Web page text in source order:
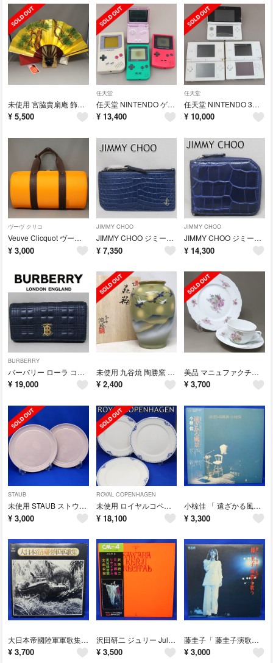
未使用 宮脇賣扇庵 飾扇 金 銀 両面松 飾扇子 9.5寸 扇子
¥ 5,500
任天堂
任天堂 NINTENDO ゲームボーイ 本体 計 4点 まとめ売り おまけ付き
¥ 13,400
任天堂
任天堂 NINTENDO 3DS ＆ DS Lite 本体 計 3点 まとめ売り
¥ 10,000
ヴーヴ クリコ
Veuve Clicquot ヴーヴ・クリコ トラベラーケース ショルダー付き
¥ 3,000
JIMMY CHOO
JIMMY CHOO ジミーチュウ フラグメントケース カードケース 小銭入れ
¥ 7,350
JIMMY CHOO
JIMMY CHOO ジミーチュウ ラウンドファスナー コンパクトウォレット 紺
¥ 14,300
BURBERRY
バーバリー ローラ コンチネンタルウォレット ラウンドファスナー 長財布
¥ 19,000
未使用 九谷焼 陶勝窯 金彩 花瓶 九谷陶勝 花入 24.5cm 木箱付き
¥ 2,400
美品 マニュファクチャー ロワイヤルリモージュ カップ＆ソーサー ＆ プレート
¥ 3,700
STAUB
未使用 STAUB ストウブ フラット プレート 20cm ローズ 2枚
¥ 3,000
ROYAL COPENHAGEN
未使用 ロイヤルコペンハーゲン プリンセス プレート 27cm 3枚
¥ 18,100
小椋佳 「 遠ざかる風景 」 ライブアルバム LP レコード 2枚組 帯付き
¥ 3,300
大日本帝國陸軍軍歌集 戦時歌謡選集【 陸軍編 】LP レコード
¥ 3,700
沢田研二 ジュリー Julie III 日生劇場リサイタル LPレコード 2枚組
¥ 3,500
藤圭子「 藤圭子演歌を歌う 」1970年10月23日 渋谷公会堂 LPレコード
¥ 3,000